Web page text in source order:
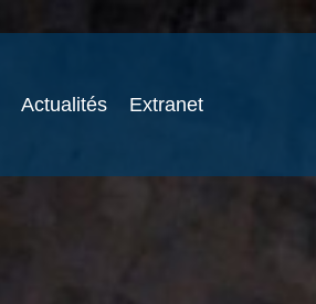
Actualités Extranet